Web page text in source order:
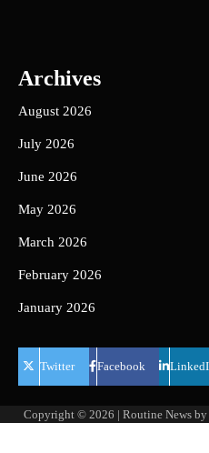
Archives
August 2026
July 2026
June 2026
May 2026
March 2026
February 2026
January 2026
Twitter Facebook
Copyright © 2026 | Routine News by